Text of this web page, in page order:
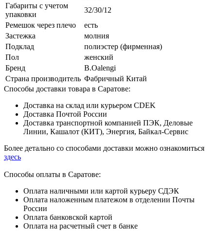
Габариты с учетом
упаковки
32/30/12
Ремешок через плечо
есть
Застежка
молния
Подклад
полиэстер (фирменная)
Пол
женский
Бренд
B.Oalengi
Страна производитель Фабричный Китай
Способы доставки товара в Саратове:
Доставка на склад или курьером CDEK
Доставка Почтой России
Доставка транспортной компанией ПЭК, Деловые
Линии, Кашалот (КИТ), Энергия, Байкал-Сервис
Более детально со способами доставки можно ознакомиться
здесь
Способы оплаты в Саратове:
Оплата наличными или картой курьеру СДЭК
Оплата наложенным платежом в отделении Почты
России
Оплата банковской картой
Оплата на расчетный счет в банке